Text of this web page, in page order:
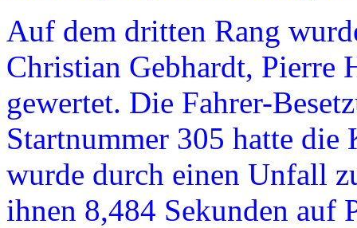
Auf dem dritten Rang
Christian Gebhardt, Pierre
gewertet. Die Fahrer-
Startnummer 305 hatte die
wurde durch einen Unfall
ihnen 8,484 Sekunden auf